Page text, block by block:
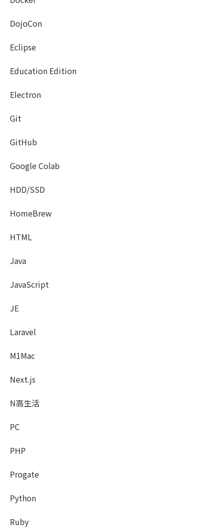
DojoCon
Eclipse
Education Edition
Electron
Git
GitHub
Google Colab
HDD/SSD
HomeBrew
HTML
Java
JavaScript
JE
Laravel
M1Mac
Next.js
N高生活
PC
PHP
Progate
Python
Ruby